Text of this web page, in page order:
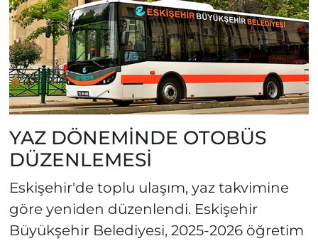
YAZ DÖNEMİNDE OTOBÜS
DÜZENLEMESİ
Eskişehir'de toplu ulaşım, yaz takvimine
göre yeniden düzenlendi. Eskişehir
Büyükşehir Belediyesi, 2025-2026 öğretim